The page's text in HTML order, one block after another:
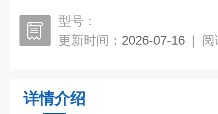
型号：
更新时间： 2026-07-16 | 阅
详情介绍